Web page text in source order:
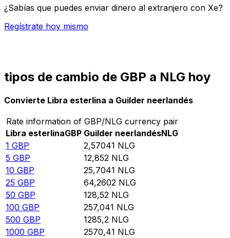
¿Sabías que puedes enviar dinero al extranjero con Xe?
Regístrate hoy mismo
tipos de cambio de GBP a NLG hoy
Convierte Libra esterlina a Guilder neerlandés
Rate information of GBP/NLG currency pair
Libra esterlinaGBP Guilder neerlandésNLG
1 GBP 2,57041 NLG
5 GBP 12,852 NLG
10 GBP 25,7041 NLG
25 GBP 64,2602 NLG
50 GBP 128,52 NLG
100 GBP 257,041 NLG
500 GBP 1285,2 NLG
1000 GBP 2570,41 NLG